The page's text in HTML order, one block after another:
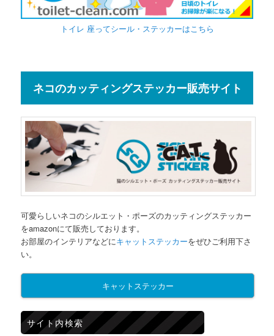
トイレ 座ってシール・ステッカーはこちら
ネコのカッティングステッカー販売サイト
可愛らしいネコのシルエット・ポーズのカッティングステッカー
をamazonにて販売しております。
お部屋のインテリアなどにキャットステッカーをぜひご利用下さ
い。
キャットステッカー
サイト内検索